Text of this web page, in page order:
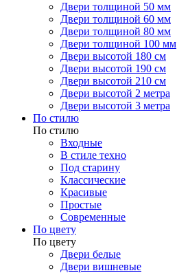
Двери толщиной 50 мм
Двери толщиной 60 мм
Двери толщиной 80 мм
Двери толщиной 100 мм
Двери высотой 180 см
Двери высотой 190 см
Двери высотой 210 см
Двери высотой 2 метра
Двери высотой 3 метра
По стилю
По стилю
Входные
В стиле техно
Под старину
Классические
Красивые
Простые
Современные
По цвету
По цвету
Двери белые
Двери вишневые